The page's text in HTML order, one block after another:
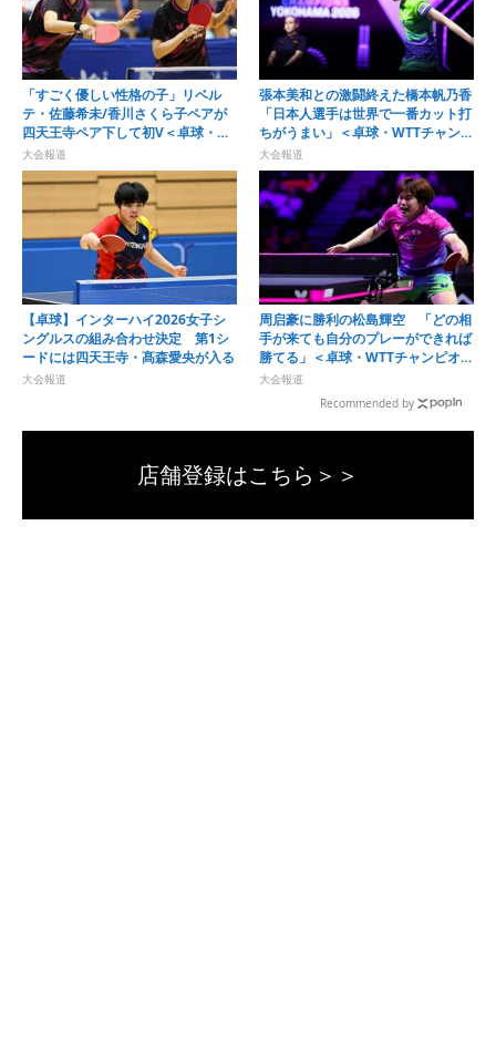
「すごく優しい性格の子」リベル
テ・佐藤希未/香川さくら子ペアが
四天王寺ペア下して初V＜卓球・近
畿高校選手権2026/女子ダブルス＞
大会報道
張本美和との激闘終えた橋本帆乃香
「日本人選手は世界で一番カット打
ちがうまい」＜卓球・WTTチャンピ
オンズ横浜2026＞
大会報道
【卓球】インターハイ2026女子シ
ングルスの組み合わせ決定 第1シ
ードには四天王寺・髙森愛央が入る
大会報道
周启豪に勝利の松島輝空 「どの相
手が来ても自分のプレーができれば
勝てる」＜卓球・WTTチャンピオン
ズ横浜2026＞
大会報道
Recommended by
店舗登録はこちら＞＞